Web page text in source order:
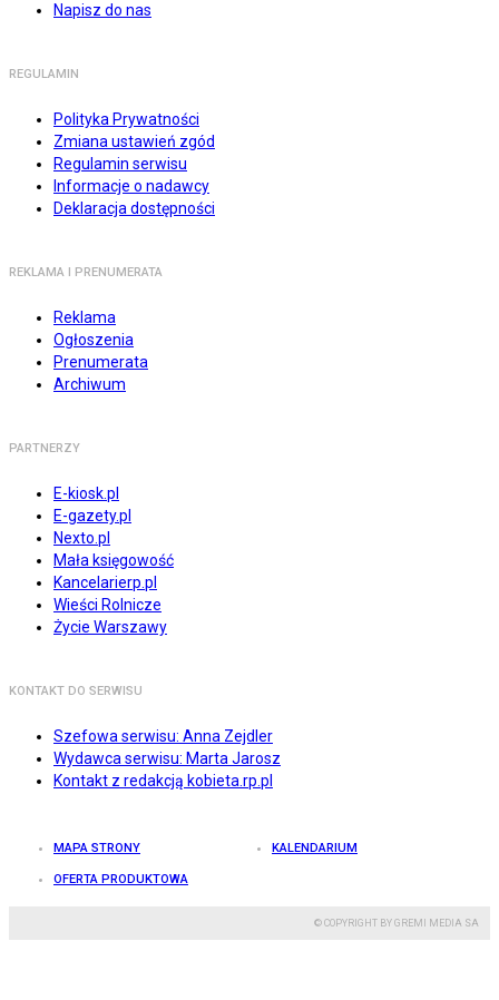
Napisz do nas
REGULAMIN
Polityka Prywatności
Zmiana ustawień zgód
Regulamin serwisu
Informacje o nadawcy
Deklaracja dostępności
REKLAMA I PRENUMERATA
Reklama
Ogłoszenia
Prenumerata
Archiwum
PARTNERZY
E-kiosk.pl
E-gazety.pl
Nexto.pl
Mała księgowość
Kancelarierp.pl
Wieści Rolnicze
Życie Warszawy
KONTAKT DO SERWISU
Szefowa serwisu: Anna Zejdler
Wydawca serwisu: Marta Jarosz
Kontakt z redakcją kobieta.rp.pl
MAPA STRONY KALENDARIUM
OFERTA PRODUKTOWA
© COPYRIGHT BY GREMI MEDIA SA